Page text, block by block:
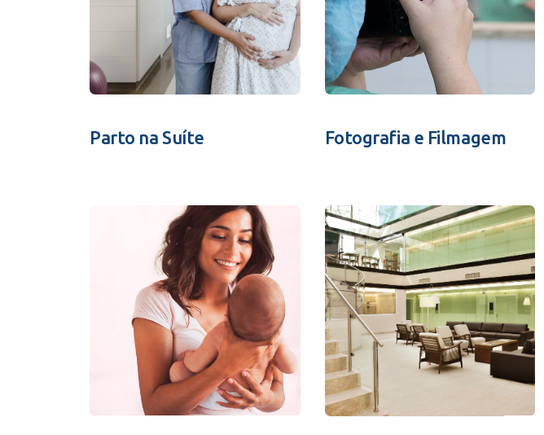
Parto na Suíte Fotografia e Filmagem